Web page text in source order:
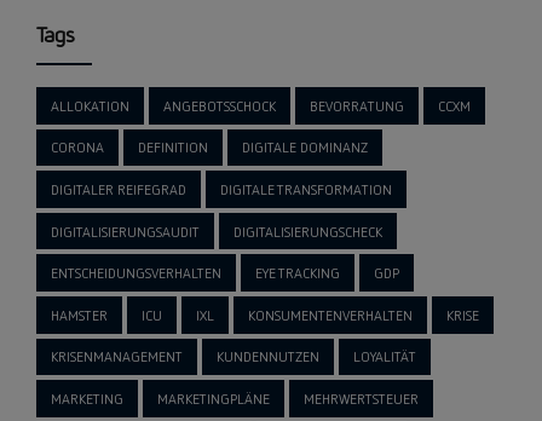
Tags
ALLOKATION ANGEBOTSSCHOCK BEVORRATUNG CCXM
CORONA DEFINITION DIGITALE DOMINANZ
DIGITALER REIFEGRAD DIGITALE TRANSFORMATION
DIGITALISIERUNGSAUDIT DIGITALISIERUNGSCHECK
ENTSCHEIDUNGSVERHALTEN EYE TRACKING GDP
HAMSTER ICU IXL KONSUMENTENVERHALTEN KRISE
KRISENMANAGEMENT KUNDENNUTZEN LOYALITÄT
MARKETING MARKETINGPLÄNE MEHRWERTSTEUER